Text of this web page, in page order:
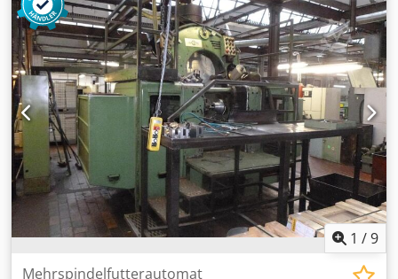
1 /9
Mehrspindelfutterautomat